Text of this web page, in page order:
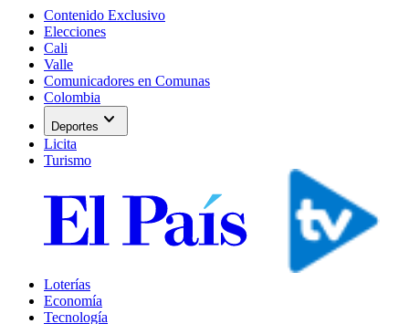
Contenido Exclusivo
Elecciones
Cali
Valle
Comunicadores en Comunas
Colombia
Deportes expand_more
Licita
Turismo
Loterías
Economía
Tecnología